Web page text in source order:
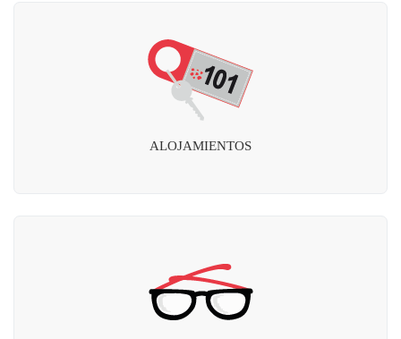
ALOJAMIENTOS